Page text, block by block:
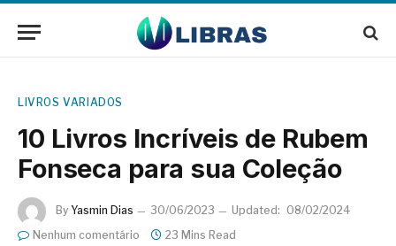
LIVROS VARIADOS
10 Livros Incríveis de Rubem
Fonseca para sua Coleção
By Yasmin Dias 30/06/2023 Updated: 08/02/2024
Nenhum comentário
23 Mins Read